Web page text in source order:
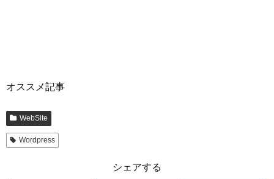
オススメ記事
WebSite
Wordpress
シェアする